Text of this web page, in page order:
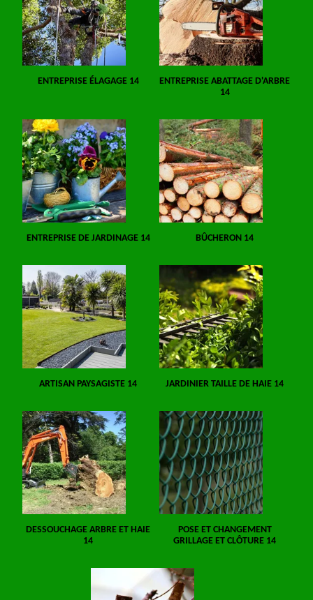
ENTREPRISE ÉLAGAGE 14
ENTREPRISE ABATTAGE D'ARBRE
14
ENTREPRISE DE JARDINAGE 14 BÛCHERON 14
ARTISAN PAYSAGISTE 14 JARDINIER TAILLE DE HAIE 14
DESSOUCHAGE ARBRE ET HAIE
14
POSE ET CHANGEMENT
GRILLAGE ET CLÔTURE 14